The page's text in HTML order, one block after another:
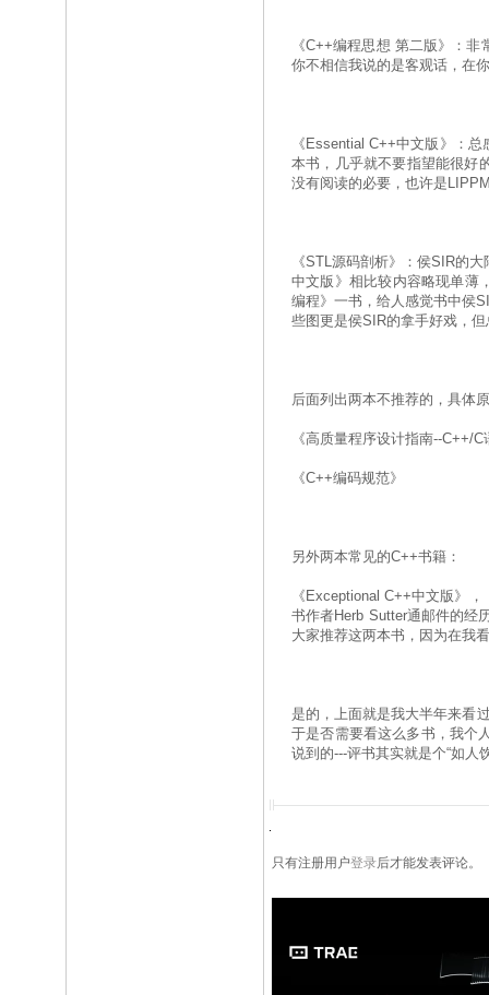
《C++编程思想 第二版》：
你不相信我说的是客观话，在
《Essential C++中文版》：
本书，几乎就不要指望能很好
没有阅读的必要，也许是
《STL源码剖析》：侯SIR的
中文版》相比较内容略现单薄
编程》一书，给人感觉书中侯
些图更是侯SIR的拿手好戏，
后面列出两本不推荐的，具体
《高质量程序设计指南--C++/C
《C++编码规范》
另外两本常见的C++书籍：
《Exceptional C++中文版》
书作者Herb Sutter通邮件的经
大家推荐这两本书，因为在我
是的，上面就是我大半年来看
于是否需要看这么多书，我个
说到的---评书其实就是个“如人
只有注册用户登录后才能发表评论。